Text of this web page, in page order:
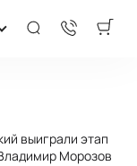
выиграли этап
Морозов